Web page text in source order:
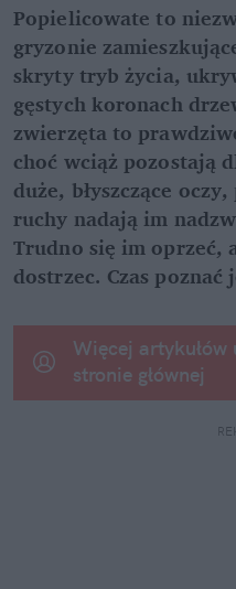
Popielicowate to
gryzonie
skryty tryb życia,
gęstych koronach
zwierzęta to
choć wciąż pozostają
duże, błyszczące
ruchy nadają im
Trudno się im oprzeć,
dostrzec. Czas poznać
Więcej artykułów
stronie głównej